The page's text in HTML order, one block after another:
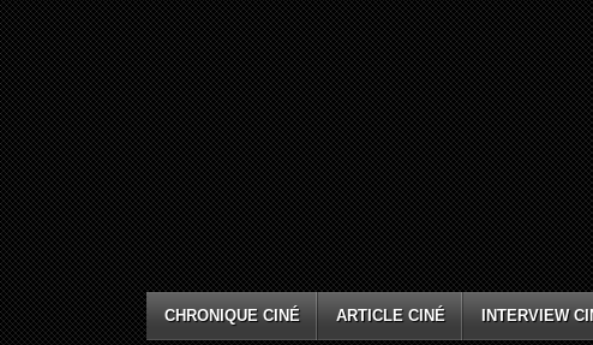
CHRONIQUE CINÉ ARTICLE CINÉ INTERVIEW